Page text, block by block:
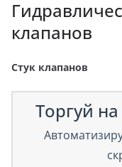
клапанов
Стук клапанов
Торгуй